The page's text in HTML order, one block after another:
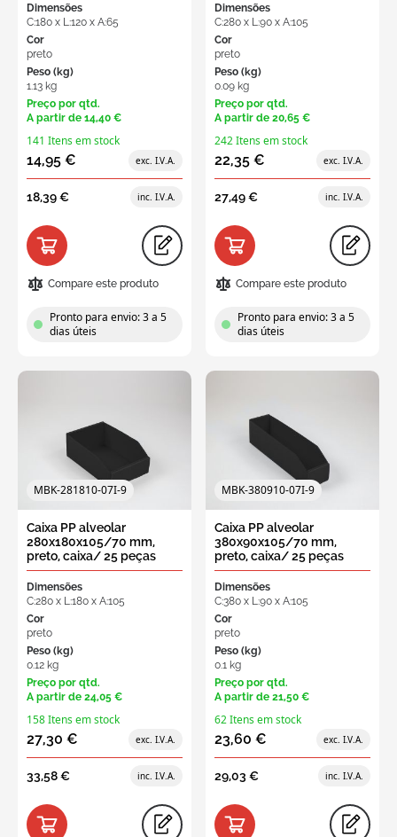
Dimensões
C:180 x L:120 x A:65
Cor
preto
Peso (kg)
1.13 kg
Preço por qtd.
A partir de 14,40 €
141 Itens em stock
14,95 €
18,39 €
Compare este produto
Pronto para envio: 3 a 5
dias úteis
Dimensões
C:280 x L:90 x A:105
Cor
preto
Peso (kg)
0.09 kg
Preço por qtd.
A partir de 20,65 €
242 Itens em stock
22,35 €
27,49 €
Compare este produto
Pronto para envio: 3 a 5
dias úteis
MBK-281810-07I-9
Caixa PP alveolar
280x180x105/70 mm,
preto, caixa/ 25 peças
Dimensões
C:280 x L:180 x A:105
Cor
preto
Peso (kg)
0.12 kg
Preço por qtd.
A partir de 24,05 €
158 Itens em stock
27,30 €
33,58 €
MBK-380910-07I-9
Caixa PP alveolar
380x90x105/70 mm,
preto, caixa/ 25 peças
Dimensões
C:380 x L:90 x A:105
Cor
preto
Peso (kg)
0.1 kg
Preço por qtd.
A partir de 21,50 €
62 Itens em stock
23,60 €
29,03 €